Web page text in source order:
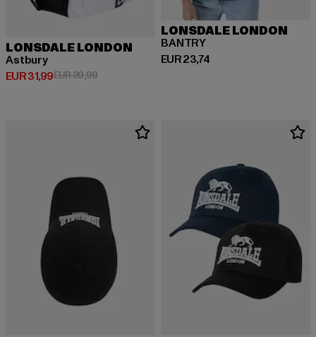
LONSDALE LONDON
Astbury
EUR 31,99
Huidige prijs: EUR 31,99
EUR 39,99Actieprijs: EUR 39,99
LONSDALE LONDON
BANTRY
EUR 23,74
Huidige prijs: EUR 23,74